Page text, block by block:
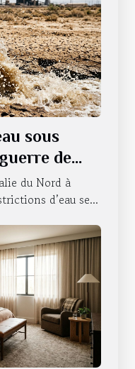
sous
de
du Nord à
d’eau se...